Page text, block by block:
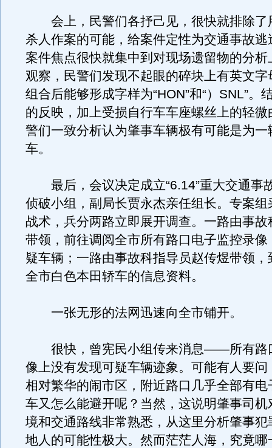
会上，民警们各抒己见，很快就排除了
杀人作案的可能，给案件定性为交通事故逃
案件焦点很快就集中到对现场遗留物的分析
观察，民警们发现不起眼的碎块上有英文字
组合后能够形成字样为“HON”和“）SNL”。
的反映，加上受损自行车车座螺丝上的轻微
警们一致分析认为肇事车辆极有可能是为一
车。
最后，会议决定成立“6.14”重大交通事
侦破小组，副局长贾永杰亲任组长。专案组
战术，兵分两路立即展开调查。一路由事故
带领，前往调阅全市所有路口电子监控录像
疑车辆；一路由事故科指导员赵传煜带领，
全市白色本田轿车的信息资料。
一张无形的法网迅速向全市铺开。
很快，曾宪民小组传来消息——所有路
像上没有发现可疑车辆迹象。可能有人要问
相对繁华的闹市区，附近路口几乎全部有电
车又怎么能避开呢？当然，这说明肇事司机
境和交通路线非常熟悉，从这里分析肇事犯
地人的可能性极大。然而茫茫人海，究竟哪